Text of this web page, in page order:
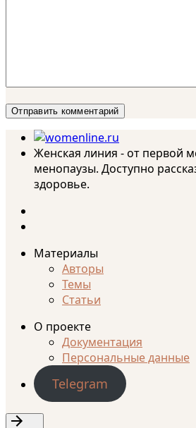
Женская линия - от первой
менопаузы. Доступно
здоровье.
Материалы
Авторы
Темы
Статьи
О проекте
Документация
Персональные данные
Telegram